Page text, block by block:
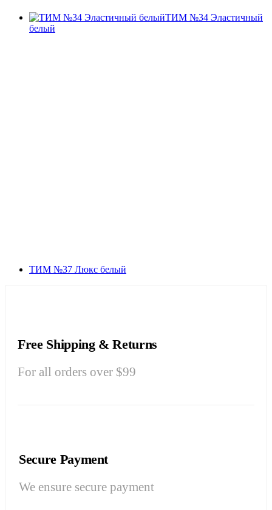
ТИМ №34 Эластичный
белый
ТИМ №37 Люкс белый
Free Shipping & Returns
For all orders over $99
Secure Payment
We ensure secure payment